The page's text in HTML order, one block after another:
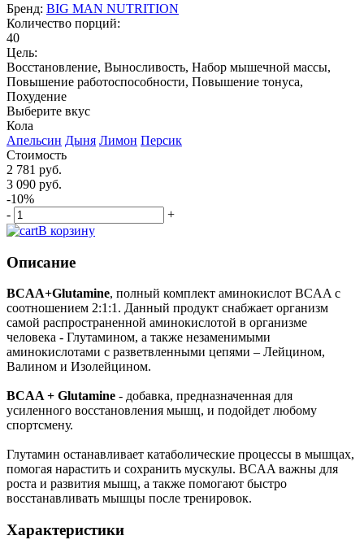
Бренд: BIG MAN NUTRITION
Количество порций:
40
Цель:
Восстановление, Выносливость, Набор мышечной массы,
Повышение работоспособности, Повышение тонуса,
Похудение
Выберите вкус
Кола
Апельсин Дыня Лимон Персик
Стоимость
2 781 руб.
3 090 руб.
-10%
-
+
В корзину
Описание
BCAA+Glutamine, полный комплект аминокислот BCAA с
соотношением 2:1:1. Данный продукт снабжает организм
самой распространенной аминокислотой в организме
человека - Глутамином, а также незаменимыми
аминокислотами с разветвленными цепями – Лейцином,
Валином и Изолейцином.
BCAA + Glutamine - добавка, предназначенная для
усиленного восстановления мышц, и подойдет любому
спортсмену.
Глутамин останавливает катаболические процессы в мышцах,
помогая нарастить и сохранить мускулы. BCAA важны для
роста и развития мышц, а также помогают быстро
восстанавливать мышцы после тренировок.
Характеристики